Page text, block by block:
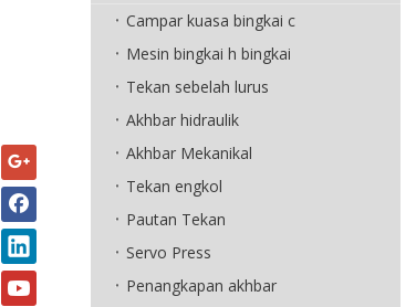
Campar kuasa bingkai c
Mesin bingkai h bingkai
Tekan sebelah lurus
Akhbar hidraulik
Akhbar Mekanikal
Tekan engkol
Pautan Tekan
Servo Press
Penangkapan akhbar